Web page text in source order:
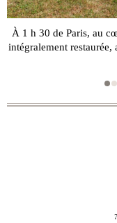
À 1 h 30 de Paris, au
intégralement
7